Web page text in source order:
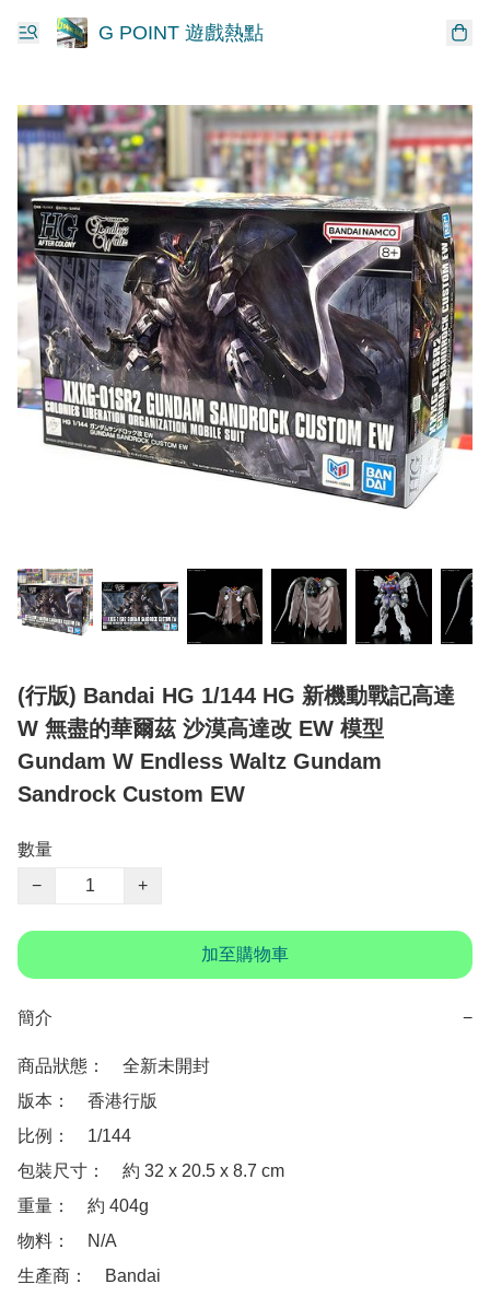
G POINT 遊戲熱點
(行版) Bandai HG 1/144 HG 新機動戰記高達
W 無盡的華爾茲 沙漠高達改 EW 模型
Gundam W Endless Waltz Gundam
Sandrock Custom EW
數量
−
+
加至購物車
簡介 −
商品狀態：　全新未開封
版本：　香港行版
比例：　1/144
包裝尺寸：　約 32 x 20.5 x 8.7 cm
重量：　約 404g
物料：　N/A
生產商：　Bandai